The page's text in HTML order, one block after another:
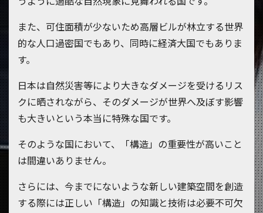
また、可住面積が少ないため高層ビルが林立する世界
的な人口過密国でもあり、同時に経済大国でもありま
す。
日本は自然災害等により大きなダメージを受けるリス
クに晒されながら、そのダメージが世界へ及ぼす影響
も大きいという本当に特殊な国です。
そのような国において、「構造」の重要性が高いこと
は間違いありません。
さらには、今までにないような新しい建築空間を創造
する際には正しい「構造」の知識と技術は必要不可欠